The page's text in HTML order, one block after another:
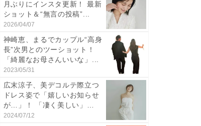
月ぶりにインスタ更新！ 最新
ショット＆“無言の投稿”...
2026/04/07
神崎恵、まるでカップル“高身
長”次男とのツーショット！
「綺麗なお母さんいいな」...
2023/05/31
広末涼子、美デコルテ際立つ
ドレス姿で「嬉しいお知らせ
が…」！ 「凄く美しい」
「透...
2024/07/12